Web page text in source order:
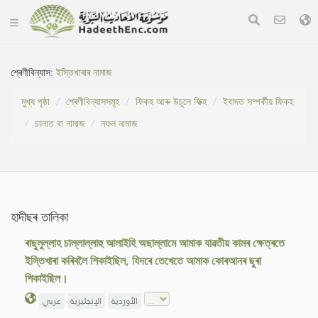
শ্ৰেণীবিন্যাস:ইস্তিখাৰাৰ নামাজ
মুখ্য পৃষ্ঠা
শ্ৰেণীবিন্যাসসমূহ ফিকহ আৰু উচুলে ফিক্হ
ইবাদত সম্পৰ্কীয় ফিকহ
চালাত বা নামাজ
নফল নামাজ
হাদীছৰ তালিকা
ৰাছুলুল্লাহ চাল্লাল্লাহু আলাইহি অছাল্লামে আমাক যাৱতীয় কামৰ ক্ষেত্ৰতে
ইস্তিখাৰা কৰিবলৈ শিকাইছিল, যিদৰে তেখেতে আমাক কোৰআনৰ ছুৰা
শিকাইছিল।
عربي الإنجليزية الأوردية